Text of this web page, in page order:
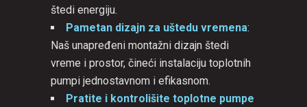
štedi energiju.
Pametan dizajn za uštedu vremena:
Naš unapređeni montažni dizajn štedi
vreme i prostor, čineći instalaciju toplotnih
pumpi jednostavnom i efikasnom.
Pratite i kontrolišite toplotne pumpe